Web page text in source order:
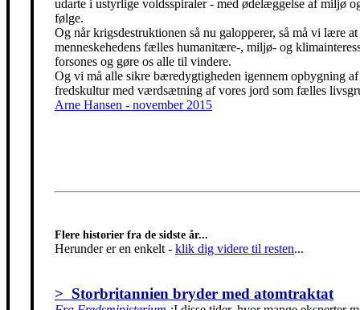
udarte i ustyrlige voldsspiraler - med ødelæggelse af miljø
følge.
Og når krigsdestruktionen så nu galopperer, så må vi lære
menneskehedens fælles humanitære-, miljø- og
forsones og gøre os alle til vindere.
Og vi må alle sikre bæredygtigheden igennem opbygning af
fredskultur med værdsætning af vores jord som fælles
Arne Hansen - november 2015
Flere historier fra de sidste år...
Herunder er en enkelt - klik dig videre til resten...
> Storbritannien bryder med atomtraktat